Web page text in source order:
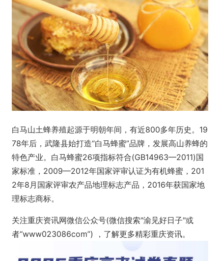
白马山土蜂养殖起源于明朝年间，有近800多年历史。19
78年后，武隆县始打造“白马蜂蜜”品牌，发展高山养蜂的
特色产业。白马蜂蜜26项指标符合(GB14963—2011)国
家标准，2009—2012年国家评审认证为有机蜂蜜，201
2年8月国家评审农产品地理标志产品，2016年获国家地
理标志商标。
关注重庆资讯网微信公众号(微信搜索"渝见好日子"或
者“www023086com”) ，了解更多精彩重庆资讯。